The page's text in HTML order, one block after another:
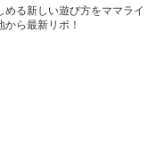
める新しい遊び方をママライ
から最新リポ！